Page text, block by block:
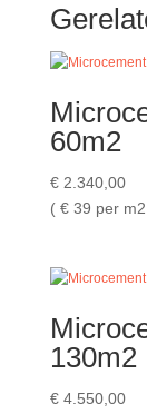
60m2
€2.340,00
( € 39 per
130m2
€4.550,00